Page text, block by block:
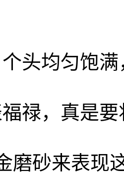
头均匀饱
禄，真是
磨砂来表现